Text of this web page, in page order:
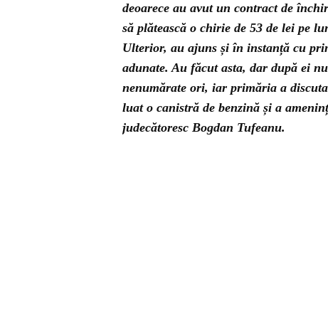
deoarece au avut un contract de
să plătească o chirie de 53 de lei pe
Ulterior, au ajuns și în instanță cu
adunate. Au făcut asta, dar după ei
nenumărate ori, iar primăria a
luat o canistră de benzină și a
judecătoresc Bogdan Tufeanu.